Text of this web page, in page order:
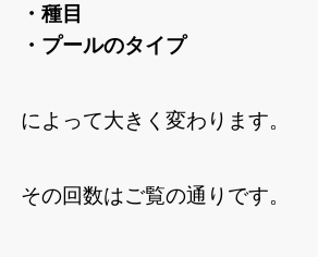
・種目
・プールのタイプ
によって大きく変わります。
その回数はご覧の通りです。